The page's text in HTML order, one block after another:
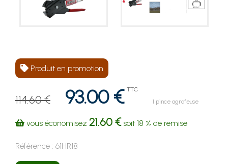
Produit en promotion
114.60 € 93.00 € TTC
1 pince agrafeuse
vous économisez 21.60 €soit 18 % de remise
Référence : 61HR18